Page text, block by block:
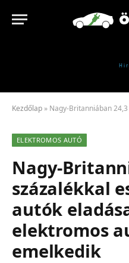
Kezdőlap » Nagy-Britanniában 24,3 százalékkal
ELEKTROMOS AUTÓ
Nagy-
százalékkal
autók
elektromos
emelkedik